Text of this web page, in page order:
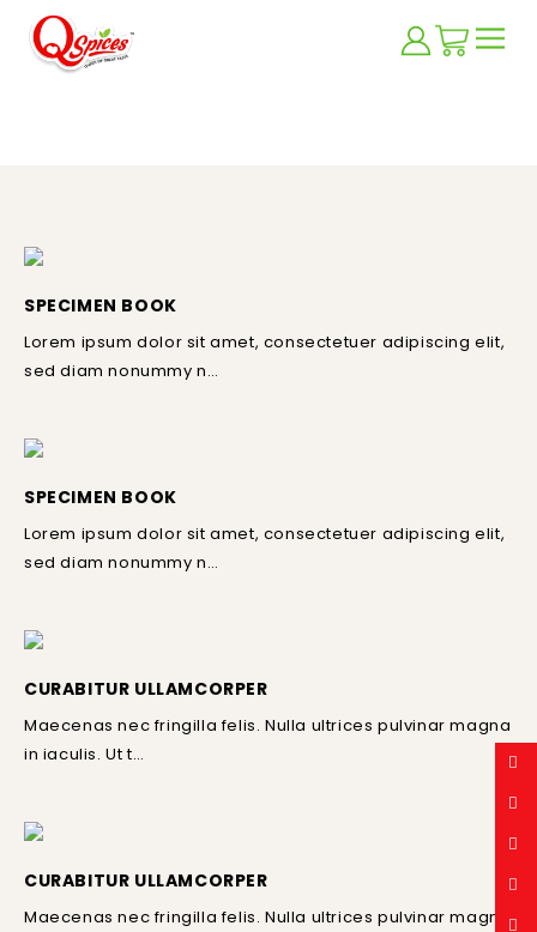
SPECIMEN BOOK
Lorem ipsum dolor sit amet, consectetuer adipiscing elit,
sed diam nonummy n…
SPECIMEN BOOK
Lorem ipsum dolor sit amet, consectetuer adipiscing elit,
sed diam nonummy n…
CURABITUR ULLAMCORPER
Maecenas nec fringilla felis. Nulla ultrices pulvinar magna
in iaculis. Ut t…
CURABITUR ULLAMCORPER
Maecenas nec fringilla felis. Nulla ultrices pulvinar magna